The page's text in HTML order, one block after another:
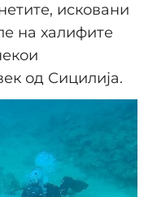
исковани
на халифите
од Сицилија.